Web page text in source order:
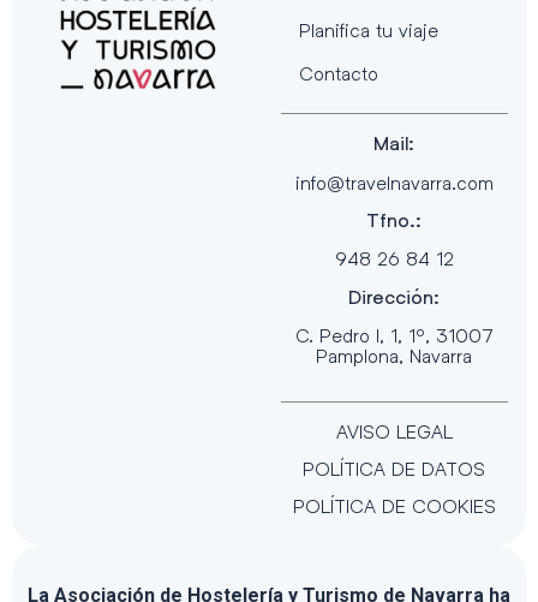
Planifica tu viaje
Contacto
Mail:
info@travelnavarra.com
Tfno.:
948 26 84 12
Dirección:
C. Pedro I, 1, 1º, 31007
Pamplona, Navarra
AVISO LEGAL
POLÍTICA DE DATOS
POLÍTICA DE COOKIES
La Asociación de Hostelería y Turismo de Navarra ha